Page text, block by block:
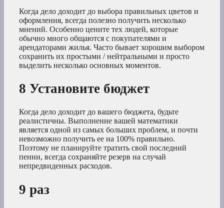
Когда дело доходит до выбора правильных цветов и
оформления, всегда полезно получить несколько
мнений. Особенно цените тех людей, которые
обычно много общаются с покупателями и
арендаторами жилья. Часто бывает хорошим выбором
сохранить их простыми / нейтральными и просто
выделить несколько основных моментов.
8 Установите бюджет
Когда дело доходит до вашего бюджета, будьте
реалистичны. Выполнение вашей математики
является одной из самых больших проблем, и почти
невозможно получить ее на 100% правильно.
Поэтому не планируйте тратить свой последний
пенни, всегда сохраняйте резерв на случай
непредвиденных расходов.
9 раз